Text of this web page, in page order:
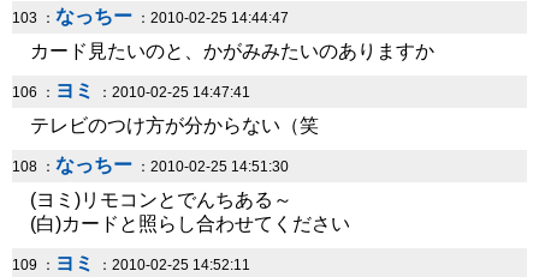
103 ： なっちー ：2010-02-25 14:44:47
カード見たいのと、かがみみたいのありますか
106 ： ヨミ ：2010-02-25 14:47:41
テレビのつけ方が分からない（笑
108 ： なっちー ：2010-02-25 14:51:30
(ヨミ)リモコンとでんちある～
(白)カードと照らし合わせてください
109 ： ヨミ ：2010-02-25 14:52:11